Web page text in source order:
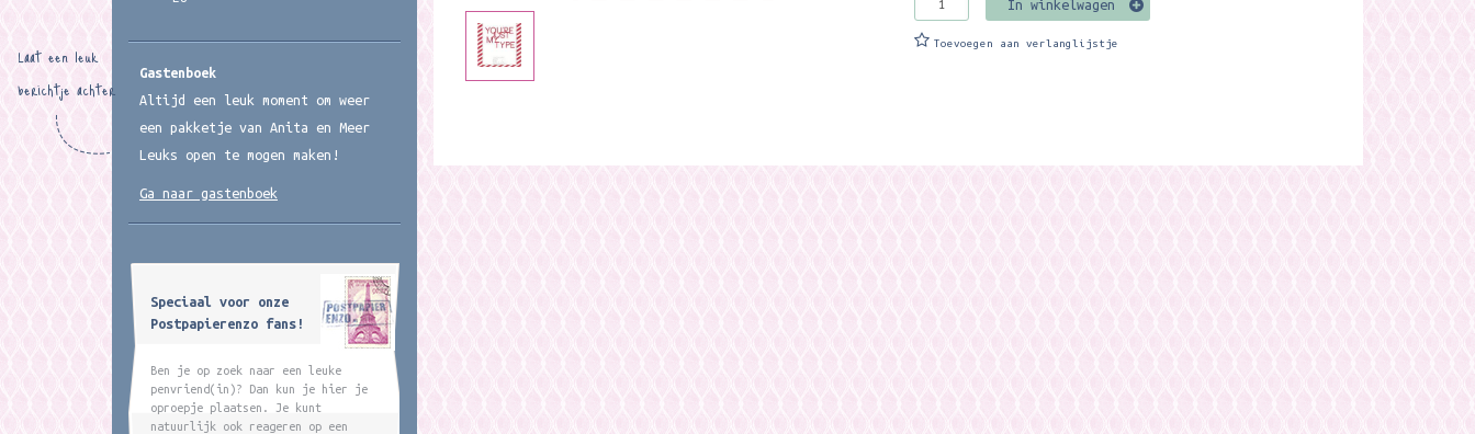
In winkelwagen
Toevoegen aan verlanglijstje
Gastenboek
Altijd een leuk moment om weer
een pakketje van Anita en Meer
Leuks open te mogen maken!
Laat een leuk
berichtje achter
Ga naar gastenboek
Speciaal voor onze
Postpapierenzo fans!
Ben je op zoek naar een leuke
penvriend(in)? Dan kun je hier je
oproepje plaatsen. Je kunt
natuurlijk ook reageren op een